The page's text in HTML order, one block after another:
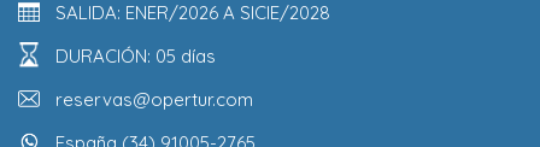
SALIDA: ENER/2026 A SICIE/2028
DURACIÓN: 05 días
reservas@opertur.com